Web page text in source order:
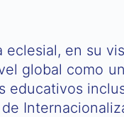
eclesial, en su
global como
educativos